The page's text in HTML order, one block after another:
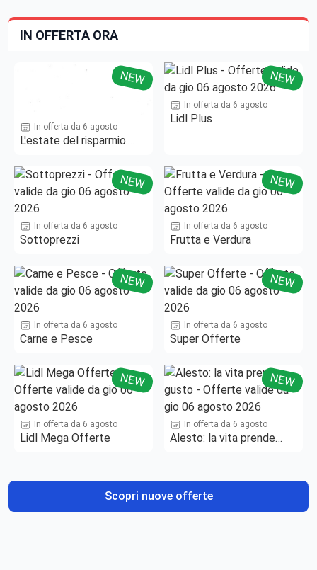
IN OFFERTA ORA
NEW
In offerta da 6 agosto
L'estate del risparmio.
NEW
In offerta da 6 agosto
Lidl Plus
NEW
In offerta da 6 agosto
Sottoprezzi
NEW
In offerta da 6 agosto
Frutta e Verdura
NEW
In offerta da 6 agosto
Carne e Pesce
NEW
In offerta da 6 agosto
Super Offerte
NEW
In offerta da 6 agosto
Lidl Mega Offerte
NEW
In offerta da 6 agosto
Alesto: la vita prende
Scopri nuove offerte